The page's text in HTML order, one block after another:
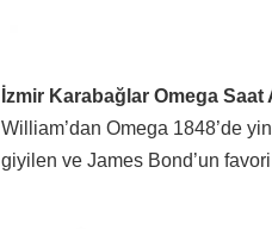
İzmir Karabağlar Omega Saat
William’dan Omega 1848’de
giyilen ve James Bond’un